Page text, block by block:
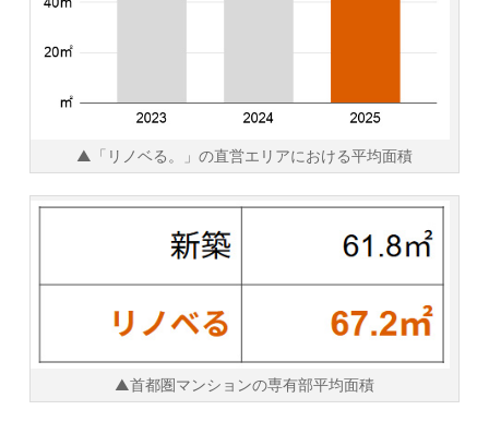
▲「リノベる。」の直営エリアにおける平均面積
▲首都圏マンションの専有部平均面積